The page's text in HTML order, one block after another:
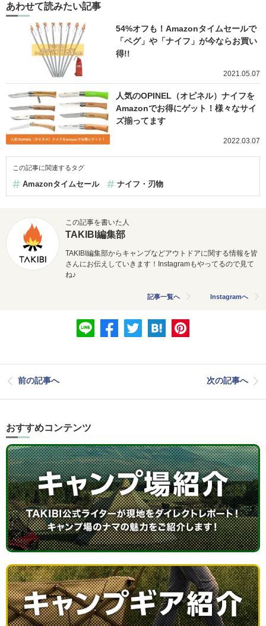
あわせて読みたい記事
54%オフも！Amazonタイムセールで
「ペグ」や「ナイフ」が今ならお買い
得!!
2021.05.07
人気のOPINEL（オピネル）ナイフを
Amazonでお得にゲット！様々なサイ
ズ揃ってます
2022.03.07
この記事に関連するタグ
Amazonタイムセール ナイフ・刃物
この記事を書いた人
TAKIBI編集部
TAKIBI編集部からキャンプなどアウトドアに関する情報を皆
さんにお伝えしていきます！Instagramもやってるので見て
ね♪
記事一覧へ Instagramへ
前の記事へ 次の記事へ
おすすめコンテンツ